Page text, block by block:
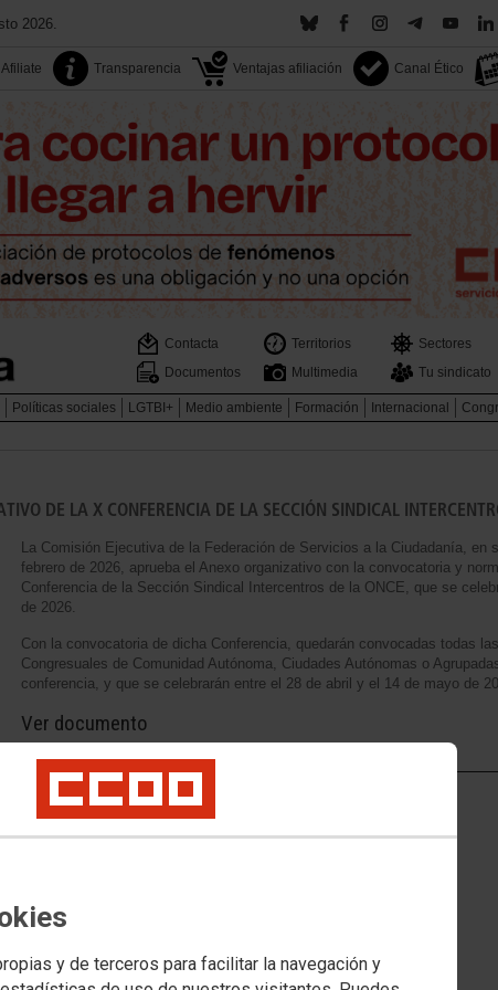
y de terceros para facilitar la navegación y
2026.
Afiliate Transparencia Ventajas afiliación Canal Ético
Contacta Territorios Sectores
Documentos
Multimedia Tu sindicato
Políticas sociales LGTBI+ Medio ambiente Formación Internacional
DE LA X CONFERENCIA DE LA SECCIÓN SINDICAL
La Comisión Ejecutiva de la Federación de Servicios a la Ciudadanía, en
febrero de 2026, aprueba el Anexo organizativo con la convocatoria y
Conferencia de la Sección Sindical Intercentros de la ONCE, que se
de 2026.
Con la convocatoria de dicha Conferencia, quedarán convocadas todas
Congresuales de Comunidad Autónoma, Ciudades Autónomas o
conferencia, y que se celebrarán entre el 28 de abril y el 14 de mayo de
Ver documento
CONGRESO DE FSC-CCOO